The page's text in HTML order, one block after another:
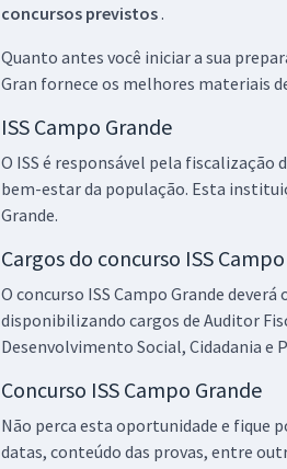
concursos previstos .
Quanto antes você iniciar a sua
Gran fornece os melhores materiais
ISS Campo Grande
O ISS é responsável pela
bem-estar da população. Esta
Grande.
Cargos do concurso ISS
O concurso ISS Campo Grande
disponibilizando cargos de Auditor
Desenvolvimento Social, Cidadania e
Concurso ISS Campo Grande
Não perca esta oportunidade e fique
datas, conteúdo das provas, entre